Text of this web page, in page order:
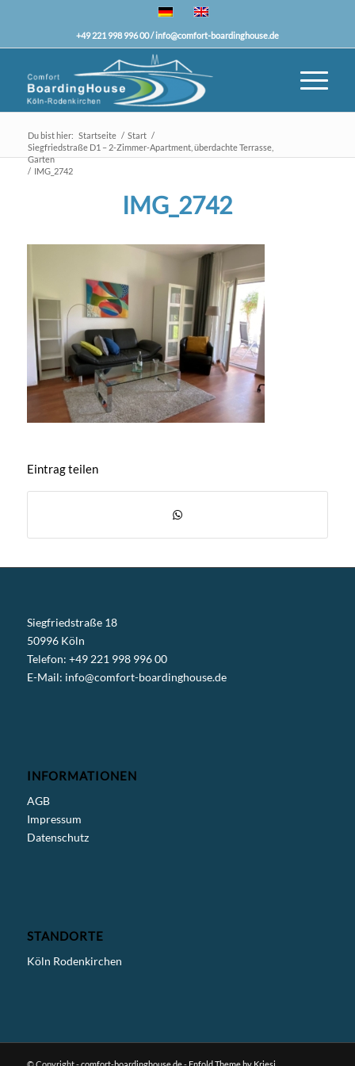
+49 221 998 996 00 /info@comfort-boardinghouse.de
Du bist hier: Startseite / Start /
Siegfriedstraße D1 – 2-Zimmer-Apartment, überdachte Terrasse,
Garten
/ IMG_2742
IMG_2742
Eintrag teilen
Siegfriedstraße 18
50996 Köln
Telefon: +49 221 998 996 00
E-Mail: info@comfort-boardinghouse.de
INFORMATIONEN
AGB
Impressum
Datenschutz
STANDORTE
Köln Rodenkirchen
© Copyright -comfort-boardinghouse.de- Enfold Theme by Kriesi